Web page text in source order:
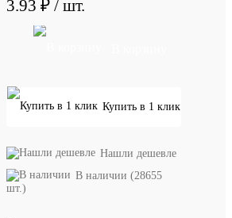
3.93 ₽ / шт.
Купить в 1 клик
Нашли дешевле
В наличии (28655
шт.)